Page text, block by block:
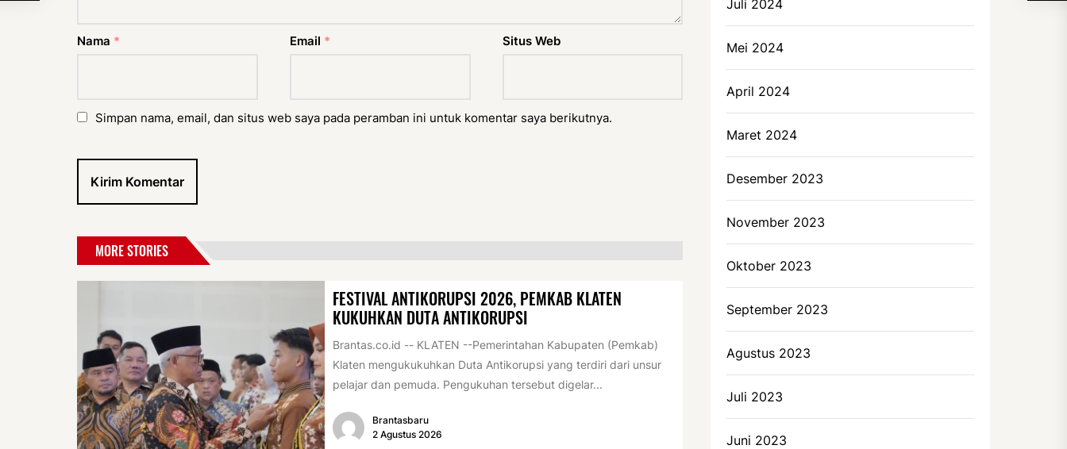
Nama * Email * Situs Web
Simpan nama, email, dan situs web saya pada peramban ini untuk komentar saya berikutnya.
MORE STORIES
FESTIVAL ANTIKORUPSI 2026, PEMKAB KLATEN
KUKUHKAN DUTA ANTIKORUPSI
Brantas.co.id -- KLATEN --Pemerintahan Kabupaten (Pemkab)
Klaten mengukukuhkan Duta Antikorupsi yang terdiri dari unsur
pelajar dan pemuda. Pengukuhan tersebut digelar...
Brantasbaru
2 Agustus 2026
Juli 2024
Mei 2024
April 2024
Maret 2024
Desember 2023
November 2023
Oktober 2023
September 2023
Agustus 2023
Juli 2023
Juni 2023